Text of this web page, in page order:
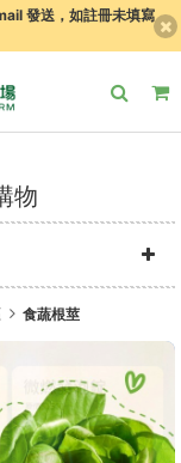
發送，如註冊未填寫
物
食蔬根莖